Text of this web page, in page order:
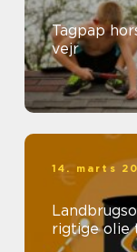
Tagpap horsens solide
vejr
14. marts
Landbrugsolie sådan
rigtige olie